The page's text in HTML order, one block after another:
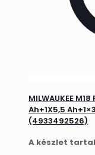
MILWAUKEE
Ah+1X5,5
(4933492526)
A készlet